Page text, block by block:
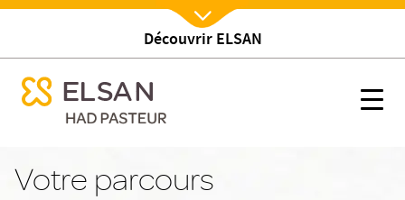
au
contenu
Découvrir ELSAN
Votre parcours
menu mobile
Nx:Afficher menu
menu mobile
Votre parcours